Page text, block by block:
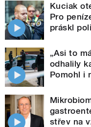
Kuciak
Pro
práskl
„Asi to
odhalily
Pomohl i
střev na